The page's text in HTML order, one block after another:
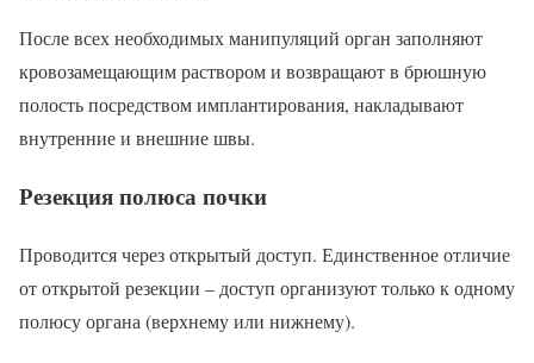
После всех необходимых манипуляций орган заполняют
кровозамещающим раствором и возвращают в брюшную
полость посредством имплантирования, накладывают
внутренние и внешние швы.
Резекция полюса почки
Проводится через открытый доступ. Единственное отличие
от открытой резекции – доступ организуют только к одному
полюсу органа (верхнему или нижнему).